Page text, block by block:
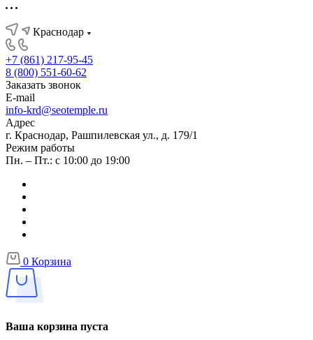
Краснодар
+7 (861) 217-95-45
8 (800) 551-60-62
Заказать звонок
E-mail
info-krd@seotemple.ru
Адрес
г. Краснодар, Рашпилевская ул., д. 179/1
Режим работы
Пн. – Пт.: с 10:00 до 19:00
0 Корзина
Ваша корзина пуста